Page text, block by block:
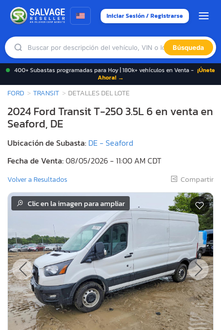
Iniciar Sesión / Registrarse
Búsqueda
400+ Subastas programadas para Hoy | 180k+ vehículos en Venta - ¡Únete
Ahora! →
FORD TRANSIT DETALLES DEL LOTE
2024 Ford Transit T-250 3.5L 6 en venta en
Seaford, DE
Ubicación de Subasta: DE - Seaford
Fecha de Venta:08/05/2026 - 11:00 AM CDT
Volver a Resultados Compartir
Clic en la imagen para ampliar